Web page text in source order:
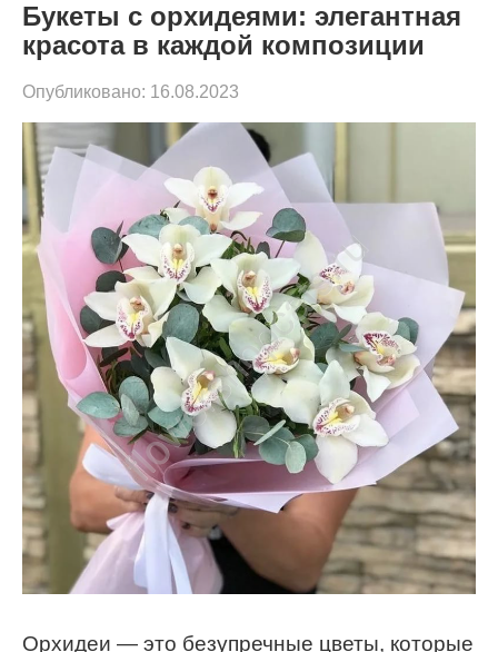
Букеты с орхидеями: элегантная
красота в каждой композиции
Опубликовано: 16.08.2023
Орхидеи — это безупречные цветы, которые